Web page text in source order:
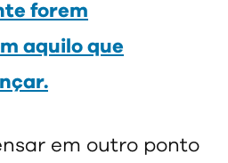
forem
aquilo que
em outro ponto